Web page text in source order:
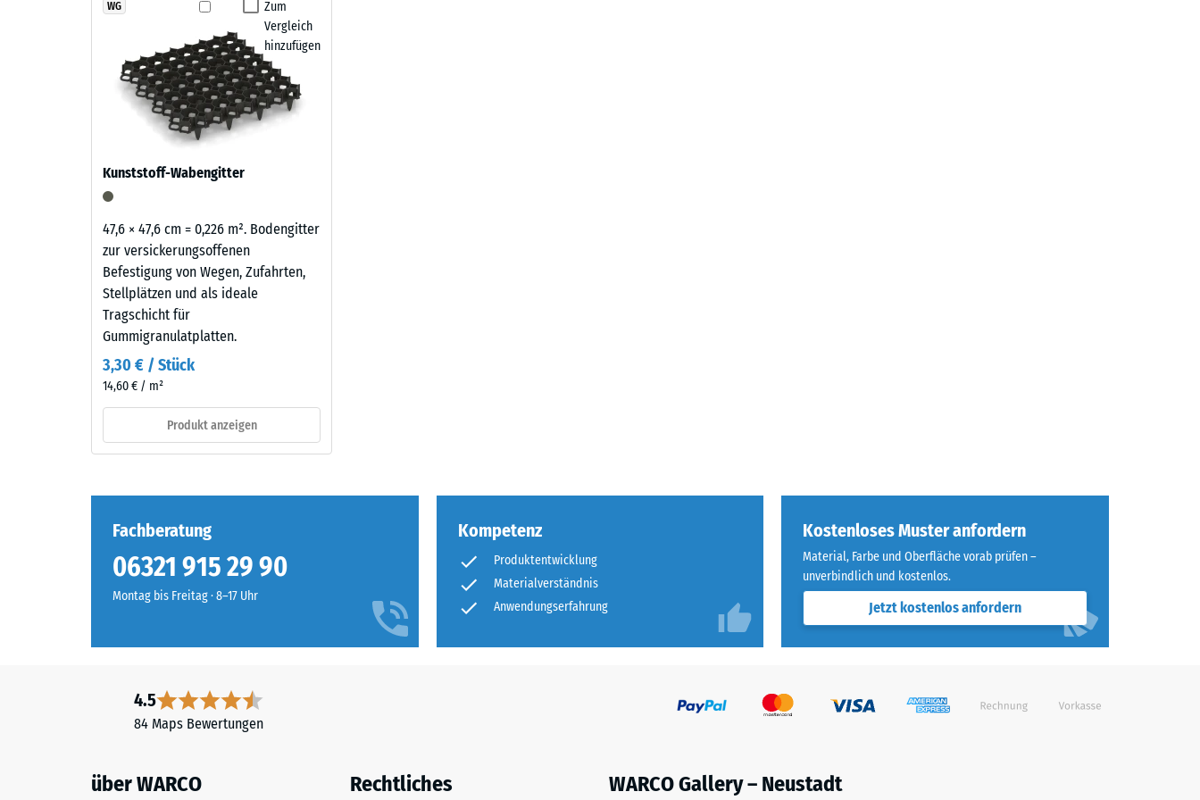
abgekehrt oder mit einem Hochdruckreiniger gereinigt werden. Bei Bedarf lassen sich einzelne Matten
austauschen. Dadurch bleibt der Belag pflegeleicht und wirtschaftlich.
wirkt
zeitlos
Schwarzton
fügt
sich
unauffällig
moderne
Außenanlagen
und
industriell
geprägte
Bereiche
ein.
Aufbau
Produkt
zweischichtig
aus
(BS
7188)
Zum
Vergleich
hinzufügen
WG
Kunststoff-Wabengitter
47,6 × 47,6 cm = 0,226 m². Bodengitter
zur versickerungsoffenen
Befestigung von Wegen, Zufahrten,
Stellplätzen und als ideale
Tragschicht für
Gummigranulatplatten.
3,30 € / Stück
14,60 € / m²
Produkt anzeigen
Fachberatung
06321 915 29 90
Montag bis Freitag · 8–17 Uhr
Kompetenz
Produktentwicklung
Materialverständnis
Anwendungserfahrung
Kostenloses Muster anfordern
Material, Farbe und Oberfläche vorab prüfen –
unverbindlich und kostenlos.
Jetzt kostenlos anfordern
4.5
84 Maps Bewertungen
über WARCO Rechtliches WARCO Gallery – Neustadt